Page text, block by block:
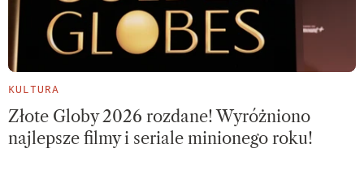
KULTURA
Złote Globy 2026 rozdane! Wyróżniono
najlepsze filmy i seriale minionego roku!